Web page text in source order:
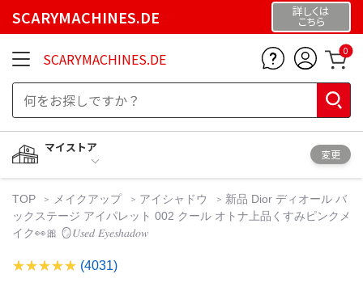
SCARYMACHINES.DE 詳しくは
こちら
SCARYMACHINES.DE 0
マイストア
変更
TOP メイクアップ アイシャドウ
新品 Dior ディオール バ
ックステージ アイパレット 002 クール オトナ上品くすみピンクメ
イク👀🎀 🪞𝑈𝑠𝑒𝑑 𝐸𝑦𝑒𝑠ℎ𝑎𝑑𝑜𝑤
(4031)